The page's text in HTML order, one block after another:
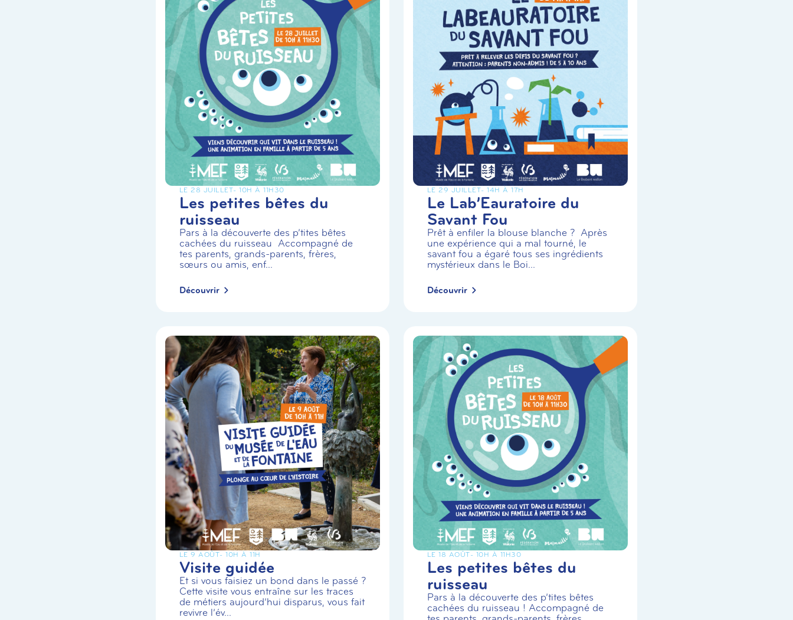
LE 28 JUILLET- 10H À 11H30
Les petites bêtes du
ruisseau
Pars à la découverte des p’tites bêtes
cachées du ruisseau Accompagné de
tes parents, grands-parents, frères,
sœurs ou amis, enf...
Découvrir
LE 29 JUILLET- 14H À 17H
Le Lab’Eauratoire du
Savant Fou
Prêt à enfiler la blouse blanche ? Après
une expérience qui a mal tourné, le
savant fou a égaré tous ses ingrédients
mystérieux dans le Boi...
Découvrir
LE 9 AOÛT- 10H À 11H
Visite guidée
Et si vous faisiez un bond dans le passé ?
Cette visite vous entraîne sur les traces
de métiers aujourd’hui disparus, vous fait
revivre l’év...
LE 18 AOÛT- 10H À 11H30
Les petites bêtes du
ruisseau
Pars à la découverte des p’tites bêtes
cachées du ruisseau ! Accompagné de